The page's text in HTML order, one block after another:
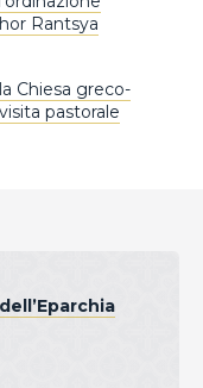
Rantsya
Chiesa greco-
pastorale